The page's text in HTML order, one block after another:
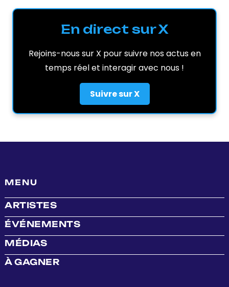
En direct sur X
Rejoins-nous sur X pour suivre nos actus en
temps réel et interagir avec nous !
Suivre sur X
MENU
ARTISTES
ÉVÉNEMENTS
MÉDIAS
À GAGNER